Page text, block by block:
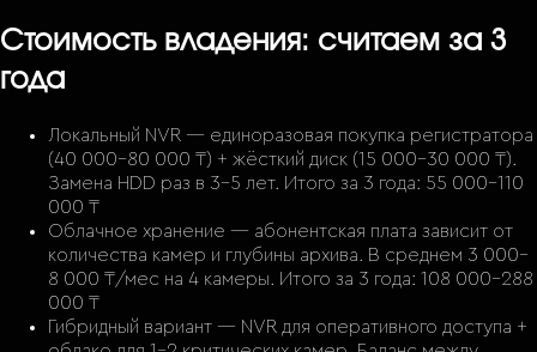
Стоимость владения: считаем за 3
года
Локальный NVR — единоразовая покупка регистратора
(40 000–80 000 ₸) + жёсткий диск (15 000–30 000 ₸).
Замена HDD раз в 3–5 лет. Итого за 3 года: 55 000–110
000 ₸
Облачное хранение — абонентская плата зависит от
количества камер и глубины архива. В среднем 3 000–
8 000 ₸/мес на 4 камеры. Итого за 3 года: 108 000–288
000 ₸
Гибридный вариант — NVR для оперативного доступа +